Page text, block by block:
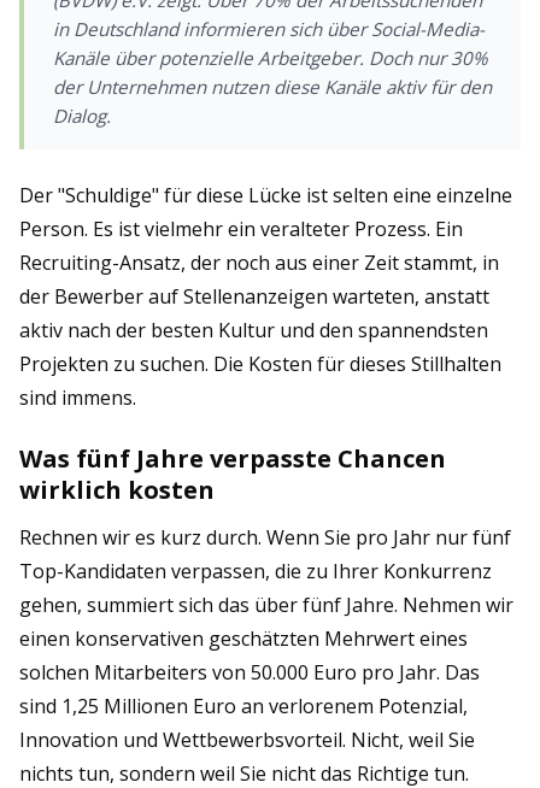
in Deutschland informieren sich über Social-Media-
Kanäle über potenzielle Arbeitgeber. Doch nur 30%
der Unternehmen nutzen diese Kanäle aktiv für den
Dialog.
Der "Schuldige" für diese Lücke ist selten eine einzelne
Person. Es ist vielmehr ein veralteter Prozess. Ein
Recruiting-Ansatz, der noch aus einer Zeit stammt, in
der Bewerber auf Stellenanzeigen warteten, anstatt
aktiv nach der besten Kultur und den spannendsten
Projekten zu suchen. Die Kosten für dieses Stillhalten
sind immens.
Was fünf Jahre verpasste Chancen
wirklich kosten
Rechnen wir es kurz durch. Wenn Sie pro Jahr nur fünf
Top-Kandidaten verpassen, die zu Ihrer Konkurrenz
gehen, summiert sich das über fünf Jahre. Nehmen wir
einen konservativen geschätzten Mehrwert eines
solchen Mitarbeiters von 50.000 Euro pro Jahr. Das
sind 1,25 Millionen Euro an verlorenem Potenzial,
Innovation und Wettbewerbsvorteil. Nicht, weil Sie
nichts tun, sondern weil Sie nicht das Richtige tun.